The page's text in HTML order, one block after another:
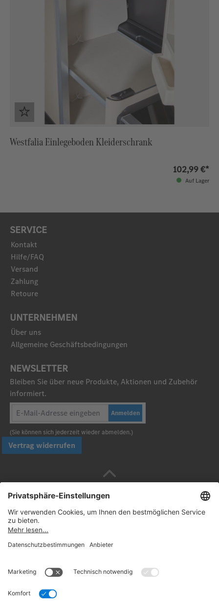
Westfalia Einlegeboden Kleiderschrank
102,99 €*
Auf Lager
SERVICE
Kontakt
Hilfe/FAQ
Versand
Zahlung
Retoure
UNTERNEHMEN
Über uns
Allgemeine Geschäftsbedingungen
NEWSLETTER
Bleiben Sie über neue Produkte, Aktionen und Zubehör
informiert.
Anmelden
(Sie können sich jederzeit wieder abmelden.)
Vertrag widerrufen
Sicher bezahlen mit
© 2026. Daimler Truck AG. Alle Rechte vorbehalten